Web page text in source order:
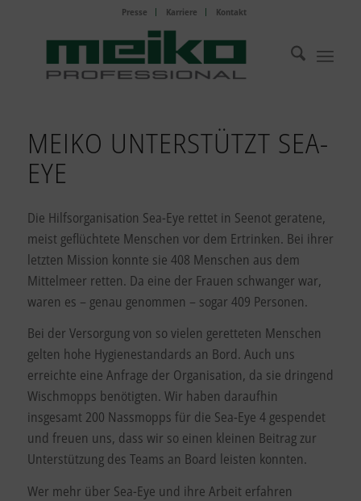
Presse Karriere Kontakt
MEIKO UNTERSTÜTZT SEA-
EYE
Die Hilfsorganisation Sea-Eye rettet in Seenot geratene,
meist geflüchtete Menschen vor dem Ertrinken. Bei ihrer
letzten Mission konnte sie 408 Menschen aus dem
Mittelmeer retten. Da eine der Frauen schwanger war,
waren es – genau genommen – sogar 409 Personen.
Bei der Versorgung von so vielen geretteten Menschen
gelten hohe Hygienestandards an Bord. Auch uns
erreichte eine Anfrage der Organisation, da sie dringend
Wischmopps benötigten. Wir haben daraufhin
insgesamt 200 Nassmopps für die Sea-Eye 4 gespendet
und freuen uns, dass wir so einen kleinen Beitrag zur
Unterstützung des Teams an Board leisten konnten.
Wer mehr über Sea-Eye und ihre Arbeit erfahren